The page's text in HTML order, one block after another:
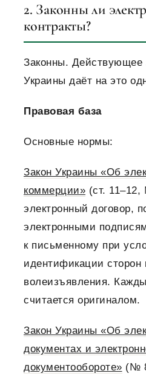
2. Законны ли
контракты?
Законны. Действующее
Украины даёт на это
Правовая база
Основные нормы:
Закон Украины «Об
коммерции» (ст.
электронный договор,
электронными
к письменному при
идентификации
волеизъявления.
считается оригиналом.
Закон Украины «Об
документах и
документообороте» (№